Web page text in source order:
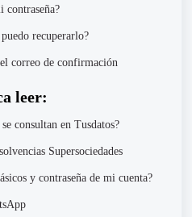
contraseña?
recuperarlo?
correo de confirmación
leer:
consultan en Tusdatos?
Supersociedades
y contraseña de mi cuenta?